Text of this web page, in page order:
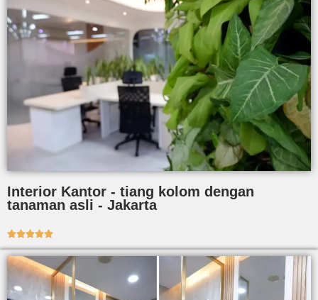
Interior Kantor - tiang kolom dengan
tanaman asli - Jakarta
